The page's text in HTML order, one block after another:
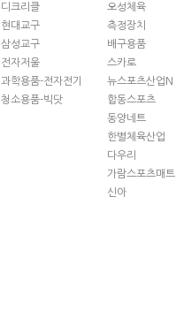
디크리클
현대교구
삼성교구
전자저울
과학용품-전자전기
청소용품-빅닷
오성체육
측정장치
배구용품
스카로
뉴스포츠산업N
합동스포츠
동양네트
한별체육산업
다우리
가람스포츠매트
신아